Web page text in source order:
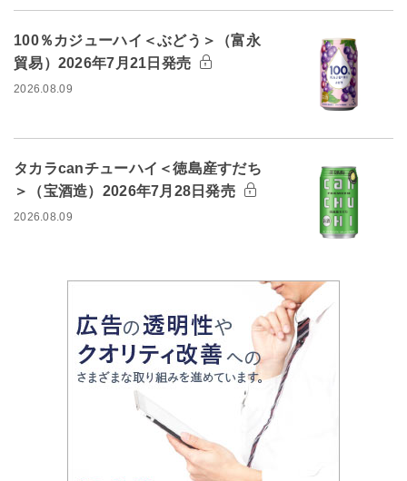
100％カジューハイ＜ぶどう＞（富永
貿易）2026年7月21日発売
2026.08.09
タカラcanチューハイ＜徳島産すだち
＞（宝酒造）2026年7月28日発売
2026.08.09